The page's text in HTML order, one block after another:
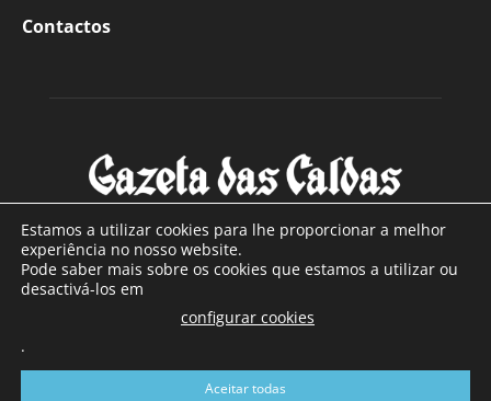
Contactos
SOBRE NÓS
Com sede nas Caldas da Rainha e mais de 90 anos de
a sul de distrito de Leiria, com mais de 40.000 leitores por
toda a região Oeste. Jornal com distribuição em Portugal
Estamos a utilizar cookies para lhe proporcionar a melhor
experiência no nosso website.
Pode saber mais sobre os cookies que estamos a utilizar ou
desactivá-los em
configurar cookies
.
Aceitar todas